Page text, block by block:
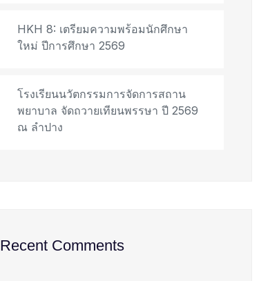
HKH 8: เตรียมความพร้อมนักศึกษา
ใหม่ ปีการศึกษา 2569
โรงเรียนนวัตกรรมการจัดการสถาน
พยาบาล จัดถวายเทียนพรรษา ปี 2569
ณ ลำปาง
Recent Comments